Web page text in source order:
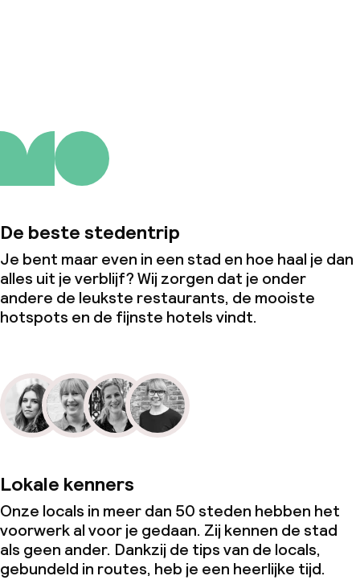
De beste stedentrip
Je bent maar even in een stad en hoe haal je dan
alles uit je verblijf? Wij zorgen dat je onder
andere de leukste restaurants, de mooiste
hotspots en de fijnste hotels vindt.
Lokale kenners
Onze locals in meer dan 50 steden hebben het
voorwerk al voor je gedaan. Zij kennen de stad
als geen ander. Dankzij de tips van de locals,
gebundeld in routes, heb je een heerlijke tijd.